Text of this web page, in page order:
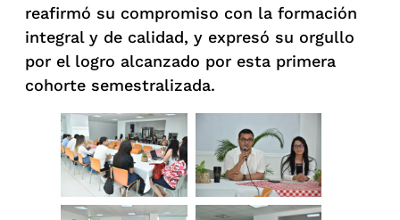
reafirmó su compromiso con la formación
integral y de calidad, y expresó su orgullo
por el logro alcanzado por esta primera
cohorte semestralizada.